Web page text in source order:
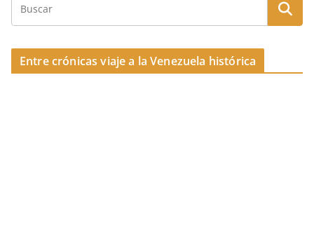
o
k
Entre crónicas viaje a la Venezuela histórica